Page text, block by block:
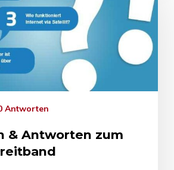
Antworten
& Antworten zum